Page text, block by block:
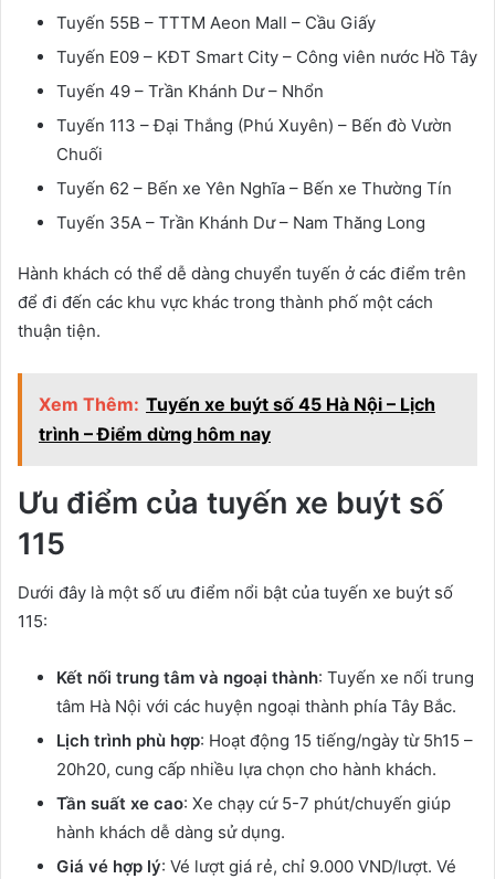
Tuyến 55B – TTTM Aeon Mall – Cầu Giấy
Tuyến E09 – KĐT Smart City – Công viên nước Hồ Tây
Tuyến 49 – Trần Khánh Dư – Nhổn
Tuyến 113 – Đại Thắng (Phú Xuyên) – Bến đò Vườn
Chuối
Tuyến 62 – Bến xe Yên Nghĩa – Bến xe Thường Tín
Tuyến 35A – Trần Khánh Dư – Nam Thăng Long
Hành khách có thể dễ dàng chuyển tuyến ở các điểm trên
để đi đến các khu vực khác trong thành phố một cách
thuận tiện.
Xem Thêm: Tuyến xe buýt số 45 Hà Nội – Lịch
trình – Điểm dừng hôm nay
Ưu điểm của tuyến xe buýt số
115
Dưới đây là một số ưu điểm nổi bật của tuyến xe buýt số
115:
Kết nối trung tâm và ngoại thành: Tuyến xe nối trung
tâm Hà Nội với các huyện ngoại thành phía Tây Bắc.
Lịch trình phù hợp: Hoạt động 15 tiếng/ngày từ 5h15 –
20h20, cung cấp nhiều lựa chọn cho hành khách.
Tần suất xe cao: Xe chạy cứ 5-7 phút/chuyến giúp
hành khách dễ dàng sử dụng.
Giá vé hợp lý: Vé lượt giá rẻ, chỉ 9.000 VND/lượt. Vé